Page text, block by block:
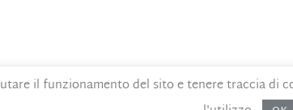
Policy Codice Etico MOG –
il funzionamento del sito e tenere traccia di